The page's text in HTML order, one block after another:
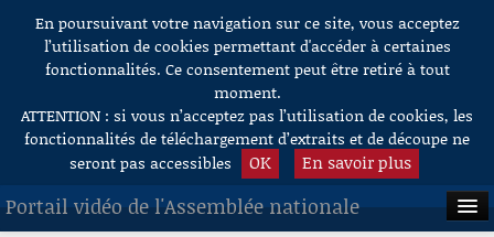
Aller au contenu
En poursuivant votre navigation sur ce site, vous acceptez
l’utilisation de cookies permettant d'accéder à certaines
fonctionnalités. Ce consentement peut être retiré à tout
moment.
ATTENTION : si vous n’acceptez pas l’utilisation de cookies, les
fonctionnalités de téléchargement d’extraits et de découpe ne
seront pas accessibles
OK En savoir plus
Portail vidéo de l'Assemblée nationale